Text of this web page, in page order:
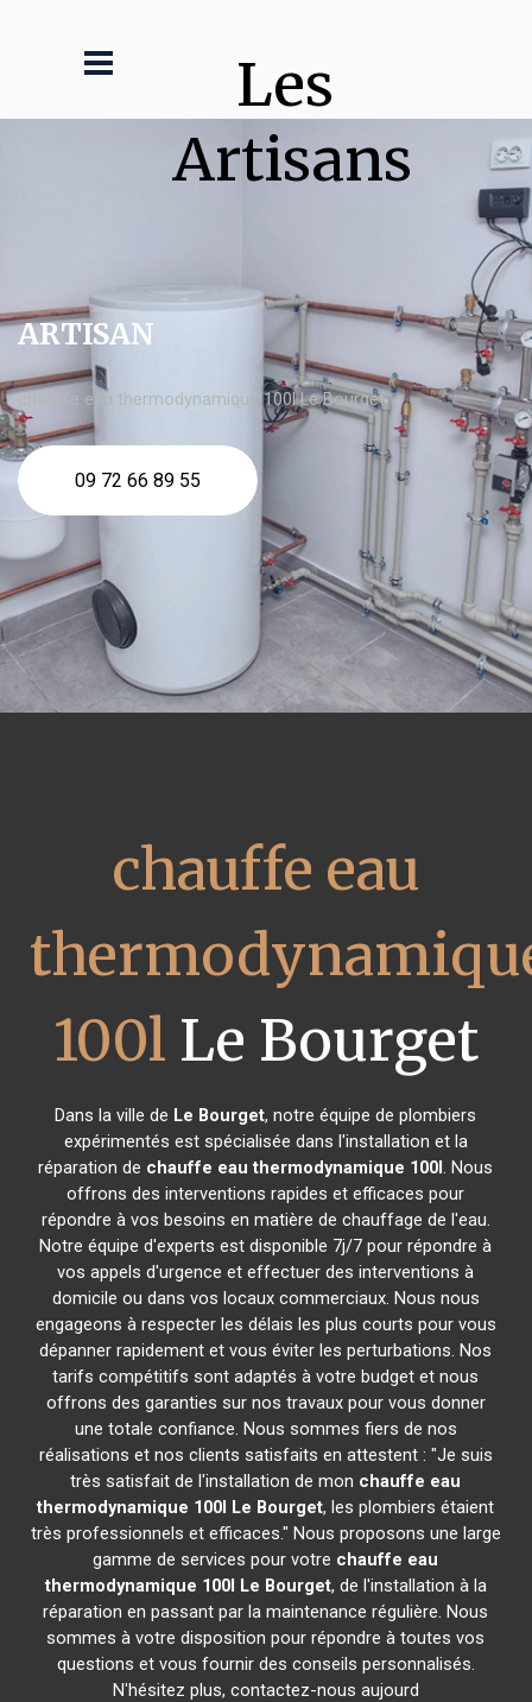
Les
Artisans
ARTISAN
chauffe eau thermodynamique 100l Le Bourget
09 72 66 89 55
chauffe eau
100l Le Bourget
Dans la ville de Le Bourget, notre équipe de plombiers
expérimentés est spécialisée dans l'installation et la
réparation de chauffe eau thermodynamique 100l. Nous
offrons des interventions rapides et efficaces pour
répondre à vos besoins en matière de chauffage de l'eau.
Notre équipe d'experts est disponible 7j/7 pour répondre à
vos appels d'urgence et effectuer des interventions à
domicile ou dans vos locaux commerciaux. Nous nous
engageons à respecter les délais les plus courts pour vous
dépanner rapidement et vous éviter les perturbations. Nos
tarifs compétitifs sont adaptés à votre budget et nous
offrons des garanties sur nos travaux pour vous donner
une totale confiance. Nous sommes fiers de nos
réalisations et nos clients satisfaits en attestent : "Je suis
très satisfait de l'installation de mon chauffe eau
thermodynamique 100l Le Bourget, les plombiers étaient
très professionnels et efficaces." Nous proposons une large
gamme de services pour votre chauffe eau
thermodynamique 100l Le Bourget, de l'installation à la
réparation en passant par la maintenance régulière. Nous
sommes à votre disposition pour répondre à toutes vos
questions et vous fournir des conseils personnalisés.
N'hésitez plus, contactez-nous aujourd